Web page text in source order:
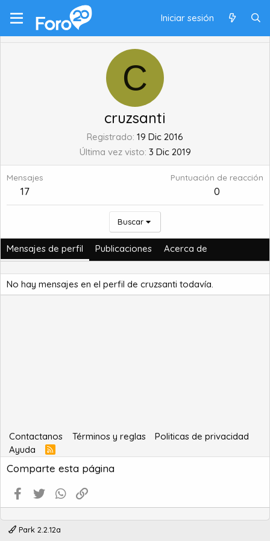
Iniciar sesión
C
cruzsanti
Registrado 19 Dic 2016
Última vez visto 3 Dic 2019
Mensajes
17
Puntuación de reacción
0
Buscar
Mensajes de perfil Publicaciones Acerca de
No hay mensajes en el perfil de cruzsanti todavía.
Contactanos Términos y reglas
Politicas de privacidad
Ayuda
R
S
S
Comparte esta página
Facebook
Twitter WhatsApp
Park 2.2.12a